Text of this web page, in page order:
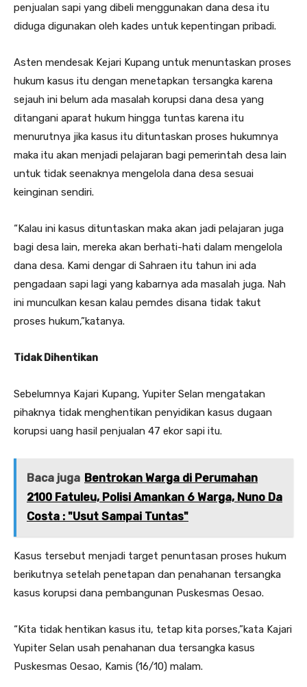
penjualan sapi yang dibeli menggunakan dana desa itu
diduga digunakan oleh kades untuk kepentingan pribadi.
Asten mendesak Kejari Kupang untuk menuntaskan proses
hukum kasus itu dengan menetapkan tersangka karena
sejauh ini belum ada masalah korupsi dana desa yang
ditangani aparat hukum hingga tuntas karena itu
menurutnya jika kasus itu dituntaskan proses hukumnya
maka itu akan menjadi pelajaran bagi pemerintah desa lain
untuk tidak seenaknya mengelola dana desa sesuai
keinginan sendiri.
“Kalau ini kasus dituntaskan maka akan jadi pelajaran juga
bagi desa lain, mereka akan berhati-hati dalam mengelola
dana desa. Kami dengar di Sahraen itu tahun ini ada
pengadaan sapi lagi yang kabarnya ada masalah juga. Nah
ini munculkan kesan kalau pemdes disana tidak takut
proses hukum,”katanya.
Tidak Dihentikan
Sebelumnya Kajari Kupang, Yupiter Selan mengatakan
pihaknya tidak menghentikan penyidikan kasus dugaan
korupsi uang hasil penjualan 47 ekor sapi itu.
Baca juga Bentrokan Warga di Perumahan
2100 Fatuleu, Polisi Amankan 6 Warga, Nuno Da
Costa : "Usut Sampai Tuntas"
Kasus tersebut menjadi target penuntasan proses hukum
berikutnya setelah penetapan dan penahanan tersangka
kasus korupsi dana pembangunan Puskesmas Oesao.
“Kita tidak hentikan kasus itu, tetap kita porses,”kata Kajari
Yupiter Selan usah penahanan dua tersangka kasus
Puskesmas Oesao, Kamis (16/10) malam.